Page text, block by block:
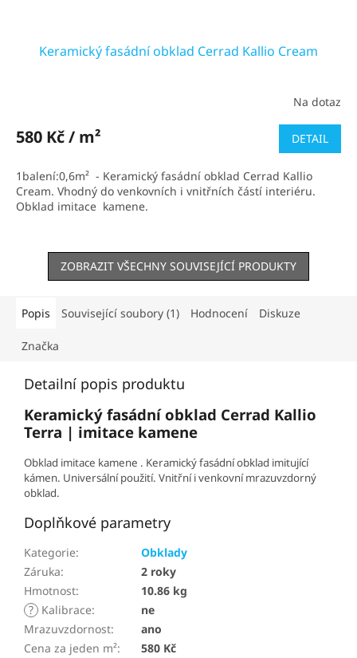
Keramický fasádní obklad Cerrad Kallio Cream
produktu
z
5
hvězdiček.
Na dotaz
580 Kč / m² DETAIL
1balení:0,6m² - Keramický fasádní obklad Cerrad Kallio
Cream. Vhodný do venkovních i vnitřních částí interiéru.
Obklad imitace kamene.
ZOBRAZIT VŠECHNY SOUVISEJÍCÍ PRODUKTY
Popis Související soubory (1) Hodnocení Diskuze
Značka
Detailní popis produktu
Keramický fasádní obklad Cerrad Kallio
Terra | imitace kamene
Obklad imitace kamene . Keramický fasádní obklad imitující
kámen. Universální použití. Vnitřní i venkovní mrazuvzdorný
obklad.
Doplňkové parametry
Kategorie:
Obklady
Záruka:
2 roky
Hmotnost:
10.86 kg
? Kalibrace:
ne
Mrazuvzdornost:
ano
Cena za jeden m²:
580 Kč